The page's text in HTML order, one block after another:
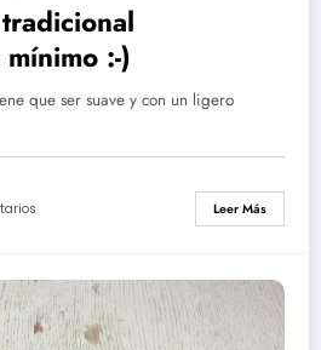
:-)
que ser suave y con un ligero
Leer Más